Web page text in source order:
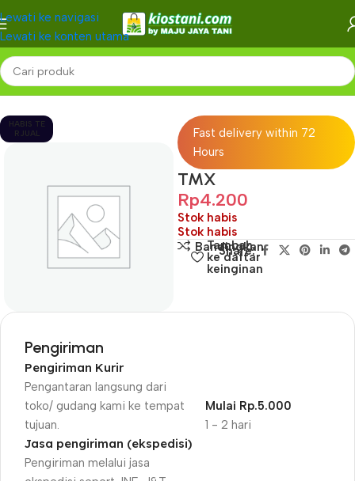
Lewati ke navigasi
Lewati ke konten utama
Beranda -
HABIS TE
RJUAL
Fast delivery within 72
Hours
TMX
Rp4.200
Stok habis
Stok habis
Bandingkan
Tambah
ke daftar
keinginan
Share:
Pengiriman
Pengiriman Kurir
Pengantaran langsung dari
toko/ gudang kami ke tempat
tujuan.
1 - 2 hari
Mulai Rp.5.000
Jasa pengiriman (ekspedisi)
Pengiriman melalui jasa